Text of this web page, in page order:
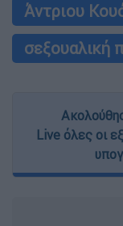
Άντριου
σεξουαλική
Live όλες οι